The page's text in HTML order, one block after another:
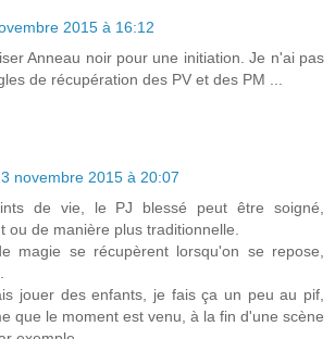
2015 à 16:12
Anneau noir pour une initiation. Je n'ai pas
de récupération des PV et des PM ...
novembre 2015 à 20:07
de vie, le PJ blessé peut être soigné,
ou de manière plus traditionnelle.
magie se récupèrent lorsqu'on se repose,
jouer des enfants, je fais ça un peu au pif,
que le moment est venu, à la fin d'une scène